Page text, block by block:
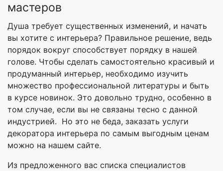
мастеров
Душа требует существенных изменений, и начать
вы хотите с интерьера? Правильное решение, ведь
порядок вокруг способствует порядку в нашей
голове. Чтобы сделать самостоятельно красивый и
продуманный интерьер, необходимо изучить
множество профессиональной литературы и быть
в курсе новинок. Это довольно трудно, особенно в
том случае, если вы не связаны тесно с данной
индустрией. Но это не беда, заказать услуги
декоратора интерьера по самым выгодным ценам
можно на нашем сайте.
Из предложенного вас списка специалистов